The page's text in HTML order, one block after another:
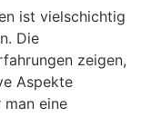
ist vielschichtig
Die
zeigen,
Aspekte
eine